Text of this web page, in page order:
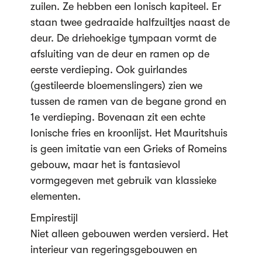
zuilen. Ze hebben een Ionisch kapiteel. Er
staan twee gedraaide halfzuiltjes naast de
deur. De driehoekige tympaan vormt de
afsluiting van de deur en ramen op de
eerste verdieping. Ook guirlandes
(gestileerde bloemenslingers) zien we
tussen de ramen van de begane grond en
1e verdieping. Bovenaan zit een echte
Ionische fries en kroonlijst. Het Mauritshuis
is geen imitatie van een Grieks of Romeins
gebouw, maar het is fantasievol
vormgegeven met gebruik van klassieke
elementen.
Empirestijl
Niet alleen gebouwen werden versierd. Het
interieur van regeringsgebouwen en